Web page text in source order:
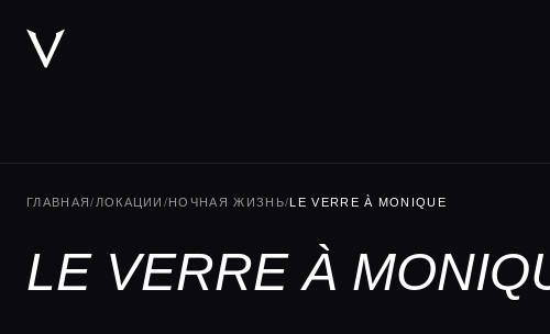
ГЛАВНАЯ/ ЛОКАЦИИ /НОЧНАЯ ЖИЗНЬ/LE VERRE À MONIQUE
LE VERRE À